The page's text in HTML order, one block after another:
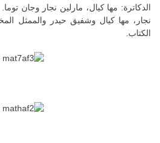
الدكاترة: مها كيال، مارلين نجار وجان
نجار، مها كيال وشفيق حيدر والممثل
الكتاب.